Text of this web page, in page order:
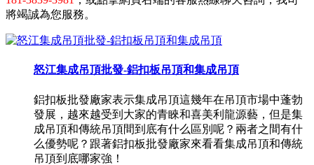
將竭誠為您服務。
怒江集成吊頂批發-鋁扣板吊頂和集成吊頂
鋁扣板批發廠家表示集成吊頂這幾年在吊頂市場中蓬勃
發展，越來越受到大家的青睞和喜美利龍源藝，但是集
成吊頂和傳統吊頂間到底有什么區別呢？兩者之間有什
么優勢呢？跟著鋁扣板批發廠家來看看集成吊頂和傳統
吊頂到底哪家強！